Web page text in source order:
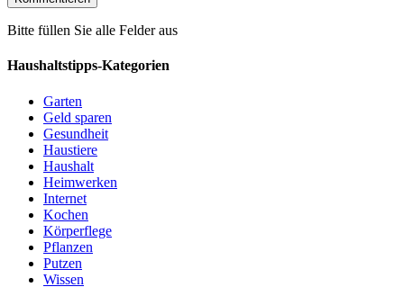
Bitte füllen Sie alle Felder aus
Haushaltstipps-Kategorien
Garten
Geld sparen
Gesundheit
Haustiere
Haushalt
Heimwerken
Internet
Kochen
Körperflege
Pflanzen
Putzen
Wissen